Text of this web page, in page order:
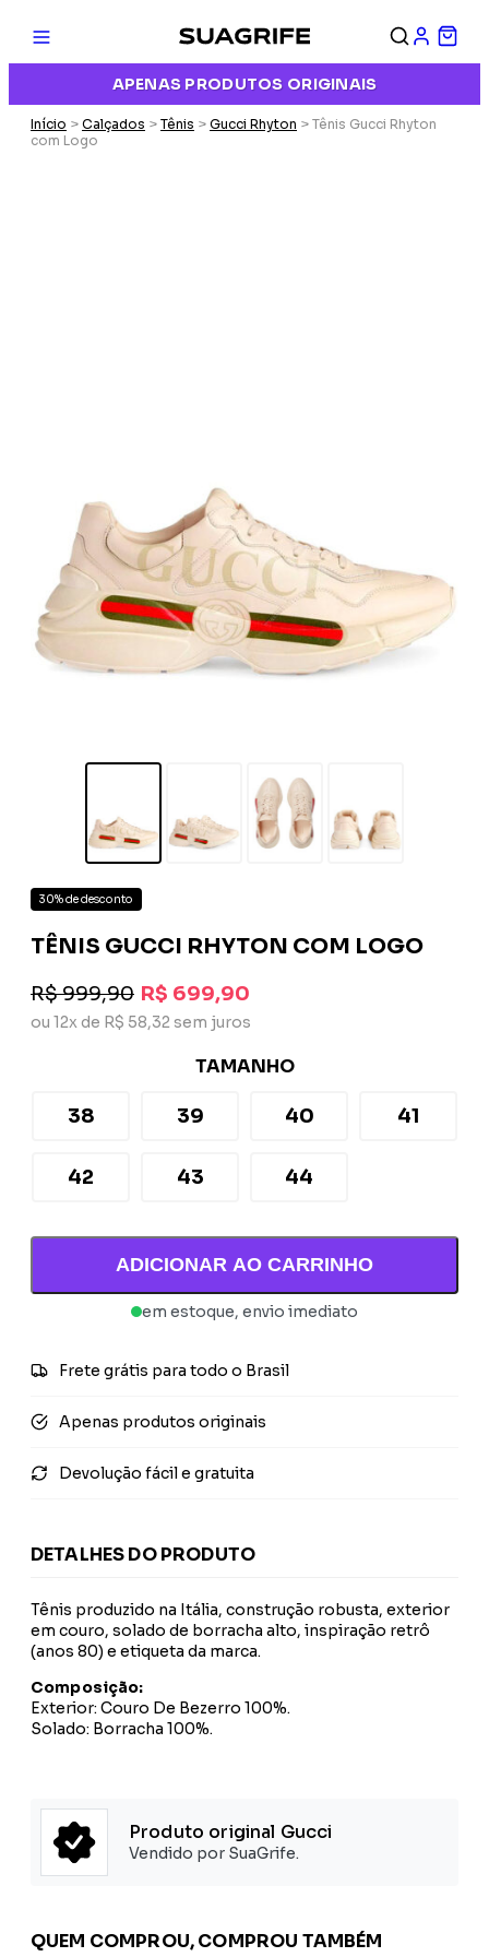
APENAS PRODUTOS ORIGINAIS
Início > Calçados > Tênis > Gucci Rhyton > Tênis Gucci Rhyton
com Logo
30% de desconto
TÊNIS GUCCI RHYTON COM LOGO
R$ 999,90 R$ 699,90
ou 12x de R$ 58,32 sem juros
TAMANHO
38 39 40 41
42 43 44
ADICIONAR AO CARRINHO
em estoque, envio imediato
Frete grátis para todo o Brasil
Apenas produtos originais
Devolução fácil e gratuita
DETALHES DO PRODUTO
Tênis produzido na Itália, construção robusta, exterior
em couro, solado de borracha alto, inspiração retrô
(anos 80) e etiqueta da marca.
Composição:
Exterior: Couro De Bezerro 100%.
Solado: Borracha 100%.
Produto original Gucci
Vendido por SuaGrife.
QUEM COMPROU, COMPROU TAMBÉM